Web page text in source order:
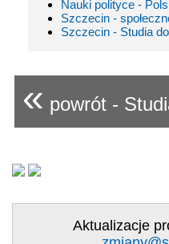
Nauki polityce -
Szczecin -
Szczecin - Studia
« powrót -
Aktualizacje